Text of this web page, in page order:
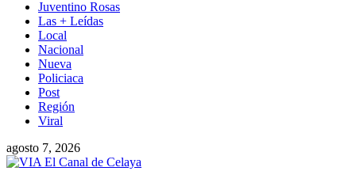
Juventino Rosas
Las + Leídas
Local
Nacional
Nueva
Policiaca
Post
Región
Viral
agosto 7, 2026